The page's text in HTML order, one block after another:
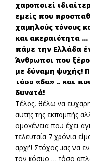
χαροποιεί
εμείς που
χαμηλούς τόνους
και ακεραιότητα
πάμε την Ελλάδα
Άνθρωποι που
με δύναμη ψυχής!
τόσο «δα» .. και
δυνατά!
Τέλος, θέλω να
αυτής της εκπομπής
ομογένεια που έχει
τελευταία 7 χρόνια
αρχή! Στόχος μας να
τον κόσμο … τόσο